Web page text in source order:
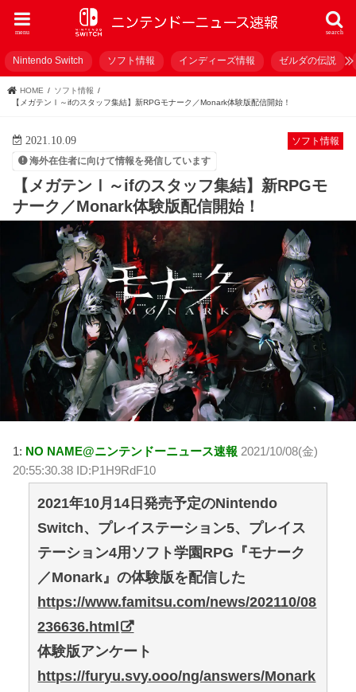
search
menu
Nintendo Switch ソフト情報 インディーズ情報 ゼルダの伝説
HOME
ソフト情報
【メガテンⅠ～ifのスタッフ集結】新RPGモナーク／Monark体験版配信開始！
ソフト情報
2021.10.09
海外在住者に向けて情報を発信しています
【メガテンⅠ～ifのスタッフ集結】新RPGモ
ナーク／Monark体験版配信開始！
1: NO NAME@ニンテンドーニュース速報 2021/10/08(金)
20:55:30.38 ID:P1H9RdF10
2021年10月14日発売予定のNintendo
Switch、プレイステーション5、プレイス
テーション4用ソフト学園RPG『モナーク
／Monark』の体験版を配信した
https://www.famitsu.com/news/202110/08
236636.html
体験版アンケート
https://furyu.svy.ooo/ng/answers/Monark